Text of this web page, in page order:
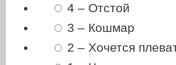
4 – Отстой
3 – Кошмар
2 – Хочется